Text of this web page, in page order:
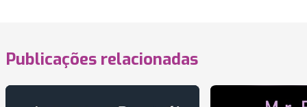
Publicações relacionadas